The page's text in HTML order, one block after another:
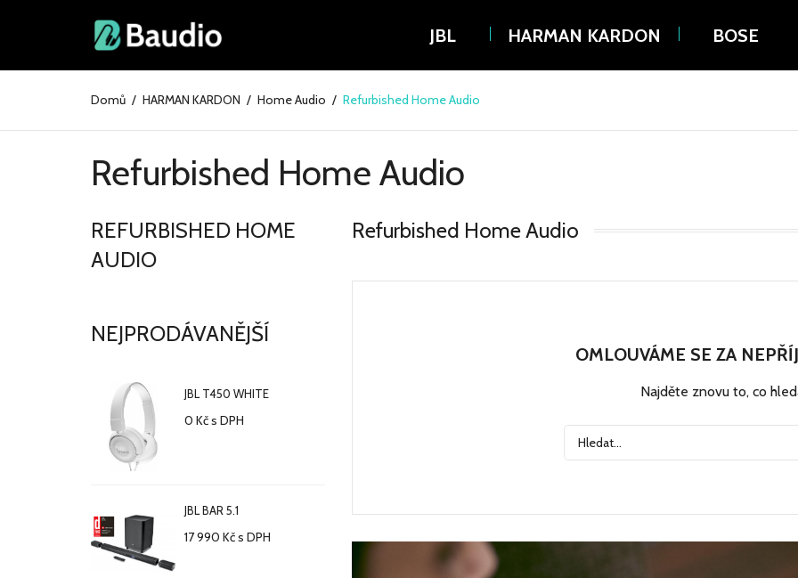
JBL HARMAN KARDON BOSE
Domů HARMAN KARDON Home Audio Refurbished Home Audio
Refurbished Home Audio
REFURBISHED HOME
AUDIO
NEJPRODÁVANĚJŠÍ
JBL T450 WHITE
0 Kčs DPH
JBL BAR 5.1
17 990 Kčs DPH
Refurbished Home Audio
OMLOUVÁME SE ZA
Najděte znovu to, co